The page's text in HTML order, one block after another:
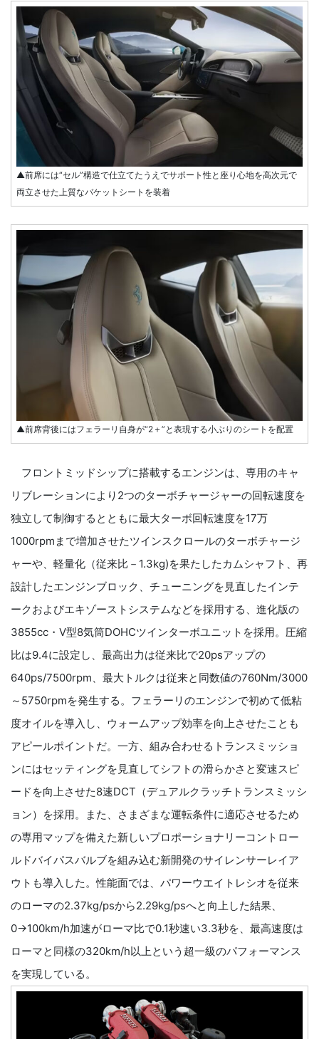
▲前席には“セル”構造で仕立てたうえでサポート性と座り心地を高次元で
両立させた上質なバケットシートを装着
▲前席背後にはフェラーリ自身が“2＋”と表現する小ぶりのシートを配置
フロントミッドシップに搭載するエンジンは、専用のキャ
リブレーションにより2つのターボチャージャーの回転速度を
独立して制御するとともに最大ターボ回転速度を17万
1000rpmまで増加させたツインスクロールのターボチャージ
ャーや、軽量化（従来比－1.3kg)を果たしたカムシャフト、再
設計したエンジンブロック、チューニングを見直したインテ
ークおよびエキゾーストシステムなどを採用する、進化版の
3855cc・V型8気筒DOHCツインターボユニットを採用。圧縮
比は9.4に設定し、最高出力は従来比で20psアップの
640ps/7500rpm、最大トルクは従来と同数値の760Nm/3000
～5750rpmを発生する。フェラーリのエンジンで初めて低粘
度オイルを導入し、ウォームアップ効率を向上させたことも
アピールポイントだ。一方、組み合わせるトランスミッショ
ンにはセッティングを見直してシフトの滑らかさと変速スピ
ードを向上させた8速DCT（デュアルクラッチトランスミッシ
ョン）を採用。また、さまざまな運転条件に適応させるため
の専用マップを備えた新しいプロポーショナリーコントロー
ルドバイパスバルブを組み込む新開発のサイレンサーレイア
ウトも導入した。性能面では、パワーウエイトレシオを従来
のローマの2.37kg/psから2.29kg/psへと向上した結果、
0→100km/h加速がローマ比で0.1秒速い3.3秒を、最高速度は
ローマと同様の320km/h以上という超一級のパフォーマンス
を実現している。